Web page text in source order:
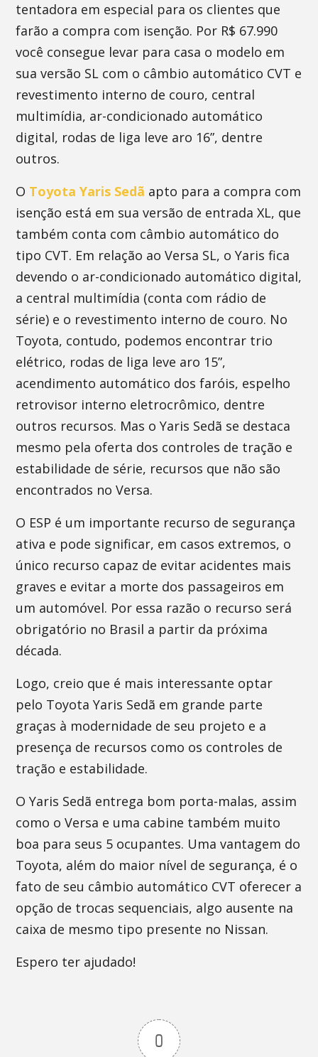
tentadora em especial para os clientes que
farão a compra com isenção. Por R$ 67.990
você consegue levar para casa o modelo em
sua versão SL com o câmbio automático CVT e
revestimento interno de couro, central
multimídia, ar-condicionado automático
digital, rodas de liga leve aro 16”, dentre
outros.
O Toyota Yaris Sedã apto para a compra com
isenção está em sua versão de entrada XL, que
também conta com câmbio automático do
tipo CVT. Em relação ao Versa SL, o Yaris fica
devendo o ar-condicionado automático digital,
a central multimídia (conta com rádio de
série) e o revestimento interno de couro. No
Toyota, contudo, podemos encontrar trio
elétrico, rodas de liga leve aro 15”,
acendimento automático dos faróis, espelho
retrovisor interno eletrocrômico, dentre
outros recursos. Mas o Yaris Sedã se destaca
mesmo pela oferta dos controles de tração e
estabilidade de série, recursos que não são
encontrados no Versa.
O ESP é um importante recurso de segurança
ativa e pode significar, em casos extremos, o
único recurso capaz de evitar acidentes mais
graves e evitar a morte dos passageiros em
um automóvel. Por essa razão o recurso será
obrigatório no Brasil a partir da próxima
década.
Logo, creio que é mais interessante optar
pelo Toyota Yaris Sedã em grande parte
graças à modernidade de seu projeto e a
presença de recursos como os controles de
tração e estabilidade.
O Yaris Sedã entrega bom porta-malas, assim
como o Versa e uma cabine também muito
boa para seus 5 ocupantes. Uma vantagem do
Toyota, além do maior nível de segurança, é o
fato de seu câmbio automático CVT oferecer a
opção de trocas sequenciais, algo ausente na
caixa de mesmo tipo presente no Nissan.
Espero ter ajudado!
0